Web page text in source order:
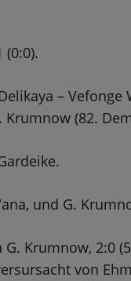
(0:0).
– Vefonge
Krumnow (82.
und G.
Krumnow, 2:0
von